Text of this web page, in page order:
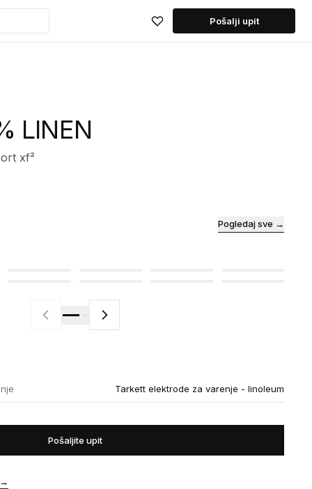
Pošalji upit
LINEN
xf²
Pogledaj sve →
Tarkett elektrode za varenje - linoleum
Pošaljite upit